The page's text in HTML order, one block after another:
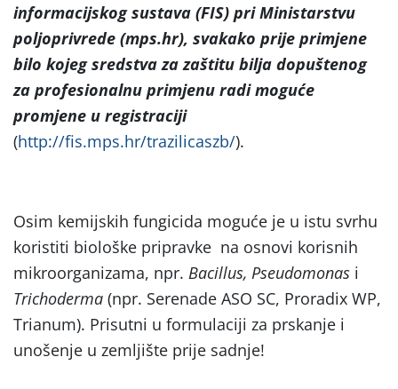
informacijskog sustava (FIS) pri Ministarstvu
poljoprivrede (mps.hr), svakako prije primjene
bilo kojeg sredstva za zaštitu bilja dopuštenog
za profesionalnu primjenu radi moguće
promjene u registraciji
(http://fis.mps.hr/trazilicaszb/).
Osim kemijskih fungicida moguće je u istu svrhu
koristiti biološke pripravke na osnovi korisnih
mikroorganizama, npr. Bacillus, Pseudomonas i
Trichoderma (npr. Serenade ASO SC, Proradix WP,
Trianum). Prisutni u formulaciji za prskanje i
unošenje u zemljište prije sadnje!